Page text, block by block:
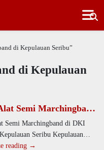
di Kepulauan Seribu”
di Kepulauan
Semi Marchingband
Jakarta Kepulauan
Kepulauan Seribu
Desa Pulau Pari
Semi Marchingband di DKI
Seribu Kepulauan
Desa Pulau Pari. Kami
reading →